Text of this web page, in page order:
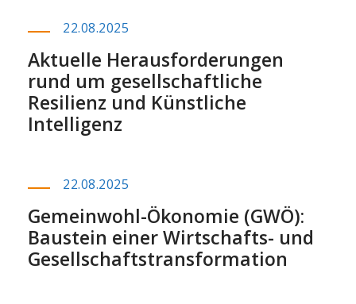
22.08.2025
Aktuelle Herausforderungen
rund um gesellschaftliche
Resilienz und Künstliche
Intelligenz
22.08.2025
Gemeinwohl-Ökonomie (GWÖ):
Baustein einer Wirtschafts- und
Gesellschaftstransformation